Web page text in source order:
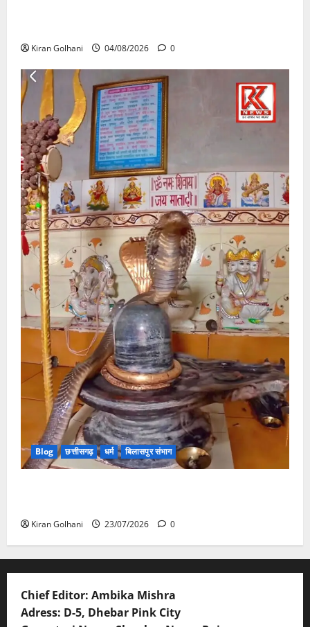
Kiran Golhani 04/08/2026 0
Blog छत्तीसगढ़ धर्म बिलासपुर संभाग
Kiran Golhani 23/07/2026 0
Chief Editor: Ambika Mishra
Adress: D-5, Dhebar Pink City